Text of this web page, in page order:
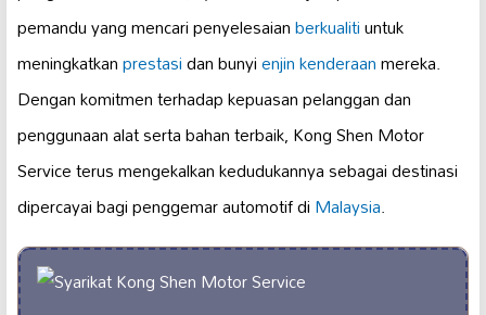
pemandu yang mencari penyelesaianberkualitiuntuk
meningkatkanprestasidan bunyienjin kenderaanmereka.
Dengan komitmen terhadap kepuasan pelanggan dan
penggunaan alat serta bahan terbaik, Kong Shen Motor
Service terus mengekalkan kedudukannya sebagai destinasi
dipercayai bagi penggemar automotif diMalaysia.